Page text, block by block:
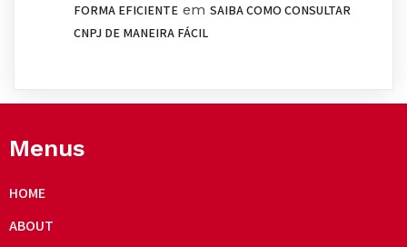
FORMA EFICIENTE em SAIBA COMO CONSULTAR
CNPJ DE MANEIRA FÁCIL
Menus
HOME
ABOUT